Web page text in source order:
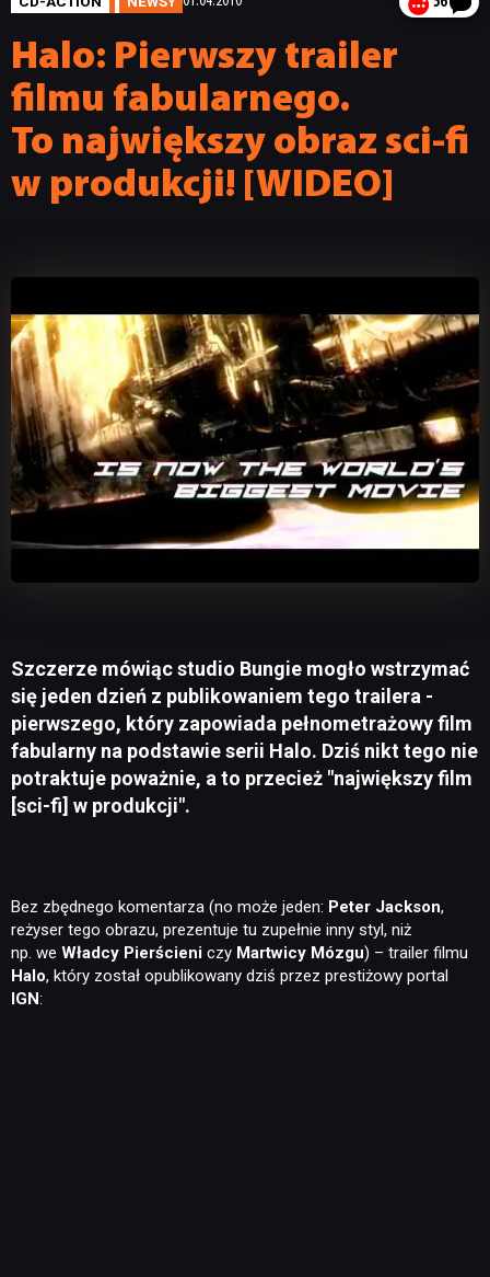
Halo: Pierwszy trailer
filmu fabularnego.
To największy obraz sci-fi
w produkcji! [WIDEO]
Szczerze mówiąc studio Bungie mogło wstrzymać
się jeden dzień z publikowaniem tego trailera -
pierwszego, który zapowiada pełnometrażowy film
fabularny na podstawie serii Halo. Dziś nikt tego nie
potraktuje poważnie, a to przecież "największy film
[sci-fi] w produkcji".
Bez zbędnego komentarza (no może jeden: Peter Jackson,
reżyser tego obrazu, prezentuje tu zupełnie inny styl, niż
np. we Władcy Pierścieni czy Martwicy Mózgu) – trailer filmu
Halo, który został opublikowany dziś przez prestiżowy portal
IGN: